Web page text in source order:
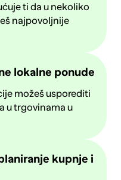
ti da u nekoliko
najpovoljnije
lokalne ponude
možeš usporediti
u trgovinama u
kupnje i